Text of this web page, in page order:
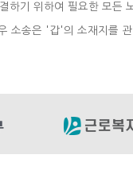
기 위하여 필요한 모든
소송은 '갑'의 소재지를